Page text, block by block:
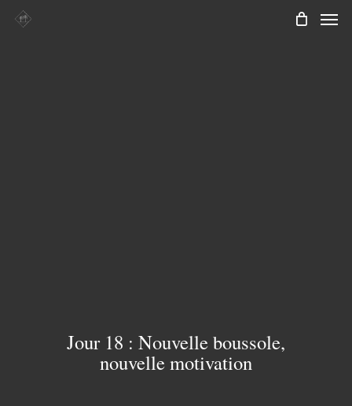
Skip
Jour 18 : Nouvelle boussole,
nouvelle motivation